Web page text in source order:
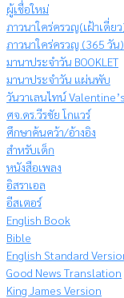
ผู้เชื่อใหม่
ภาวนาใคร่ครวญ(เฝ้าเดี่ย
ภาวนาใคร่ครวญ (365 วัน)
มานาประจำวัน BOOKLET
มานาประจำวัน แผ่นพับ
วันวาเลนไทน์
ศจ.ดร.วีรชัย โกแวร์
ศึกษาค้นคว้า/อ้างอิง
สำหรับเด็ก
หนังสือเพลง
อิสราเอล
อีสเตอร์
English Book
Bible
English Standard
Good News Translation
King James Version